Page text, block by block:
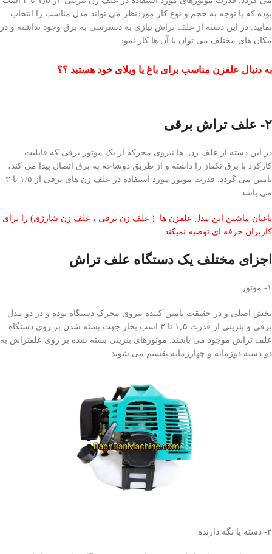
بوده که با توجه به حجم و نوع کار موردنظر می تواند مدل مناسب را انتخاب
نمایید. در این دسته از علف تراش نیازی به دسترسی به برق وجود نداشته و در
مکان های مختلف می توان با آن ها کار نمود.
به دنبال علفزن مناسب برای باغ یا ویلای خود هستید ؟؟
۲- علف تراش برقی
در این دسته از علف زن ها نیروی محرکه از یک موتور برقی که قابلیت
کارکرد با برق تکفاز را داشته و از طریق دوشاخه به برق اتصال پیدا می کند،
تامین می گردد. قدرت موتور مورد استفاده در علف زن های برقی از ۱/۵ تا ۳
می باشد.
باغبان ماشین این مدل علفزن ها ( علف زن برقی ، علف زن شارژی) را برای
کاربران حرفه ای توصیه نمیکند.
اجزای مختلف یک دستگاه علف تراش
۱- موتور
بخش اصلی و در حقیقت تامین کننده نیروی محرک دستگاه بوده و در دو مدل
برقی و بنزینی از قدرت ۱٫۵ تا ۳ اسب بخار جهت بسته شدن بر روی دستگاه
علف تراش موجود می باشند. موتورهای بنزینی بسته شده بر روی علفتراش به
دو دسته دوزمانه و چهارزمانه تقسیم می شوند.
۲- دسته یا نگه دارنده